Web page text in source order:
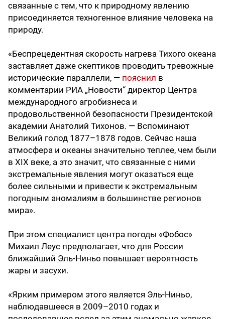
связанные с тем, что к природному явлению
присоединяется техногенное влияние человека на
природу.
«Беспрецедентная скорость нагрева Тихого океана
заставляет даже скептиков проводить тревожные
исторические параллели, — пояснил в
комментарии РИА „Новости“ директор Центра
международного агробизнеса и
продовольственной безопасности Президентской
академии Анатолий Тихонов. — Вспоминают
Великий голод 1877–1878 годов. Сейчас наша
атмосфера и океаны значительно теплее, чем были
в XIX веке, а это значит, что связанные с ними
экстремальные явления могут оказаться еще
более сильными и привести к экстремальным
погодным аномалиям в большинстве регионов
мира».
При этом специалист центра погоды «Фобос»
Михаил Леус предполагает, что для России
ближайший Эль-Ниньо повышает вероятность
жары и засухи.
«Ярким примером этого является Эль-Ниньо,
наблюдавшееся в 2009–2010 годах и